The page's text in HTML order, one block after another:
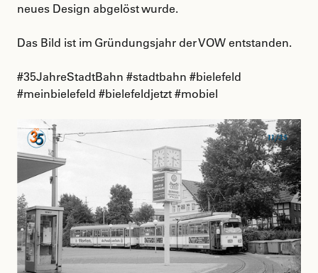
neues Design abgelöst wurde.
Das Bild ist im Gründungsjahr der VOW entstanden.
#35JahreStadtBahn #stadtbahn #bielefeld
#meinbielefeld #bielefeldjetzt #mobiel